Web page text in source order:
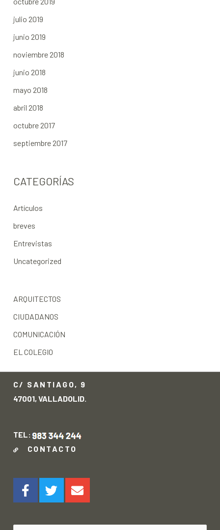
julio 2019
junio 2019
noviembre 2018
junio 2018
mayo 2018
abril 2018
octubre 2017
septiembre 2017
CATEGORÍAS
Artículos
breves
Entrevistas
Uncategorized
ARQUITECTOS
CIUDADANOS
COMUNICACIÓN
EL COLEGIO
C/ SANTIAGO, 9
47001, VALLADOLID.
TEL:
CONTACTO